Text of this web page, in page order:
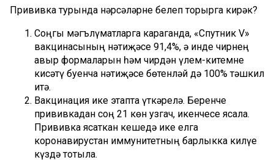
Прививка турында нәрсәләрне белеп торырга кирәк?
Соңгы мәгълүматларга караганда, «Спутник V»
вакцинасының нәтиҗәсе 91,4%, ә инде чирнең
авыр формаларын һәм чирдән үлем-китемне
кисәтү буенча нәтиҗәсе бөтенләй дә 100% тәшкил
итә.
Вакцинация ике этапта үткәрелә. Беренче
прививкадан соң 21 көн узгач, икенчесе ясала.
Прививка ясаткан кешедә ике елга
коронавирустан иммунитетның барлыкка килүе
күздә тотыла.